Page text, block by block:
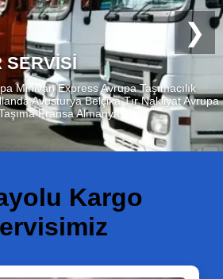
Kargo Almanya Amerika Kanada Avustralya
Dubai Fransa Avusturya Suudi Arabistan
Avrupa Kargo Avrupa Express Tır Minivan
❯
Kargo